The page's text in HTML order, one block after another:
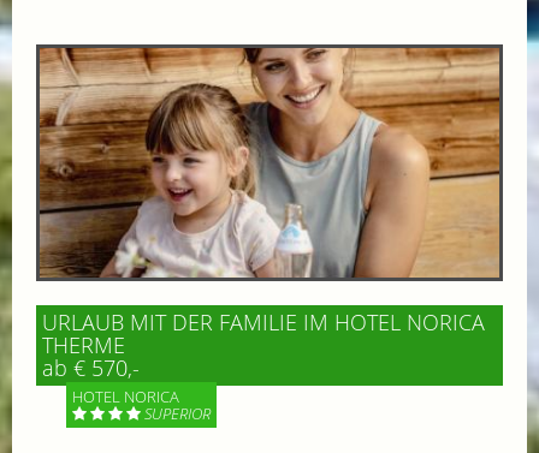
URLAUB MIT DER FAMILIE IM HOTEL NORICA
THERME
ab € 570,-
HOTEL NORICA
SUPERIOR